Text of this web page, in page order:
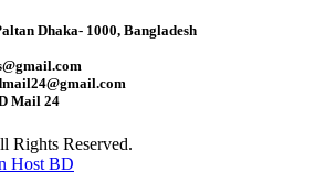
শ্রমিকদের ভিসা দেবে ওমান
কার্ডের আওতায় আসবে ১ কোটি ৬০ লাখ
স্থানীয় সরকারের ৫টি নির্বাচন সম্পন্ন হবে’
Dhaka- 1000, Bangladesh
Mail 24
Rights Reserved.
Host BD